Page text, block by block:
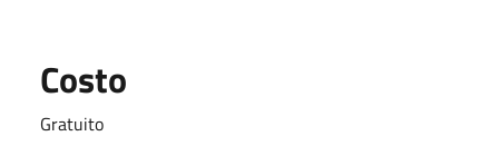
Costo
Gratuito